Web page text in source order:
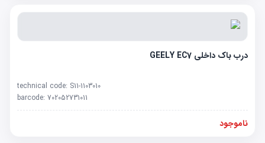
درب باک داخلی GEELY EC7
technical code: S11-1103010
barcode: 702052731011
ناموجود